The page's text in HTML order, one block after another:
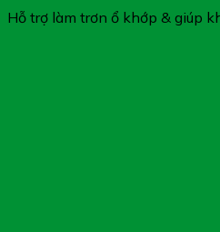
Hỗ trợ làm trơn ổ khớp & giúp